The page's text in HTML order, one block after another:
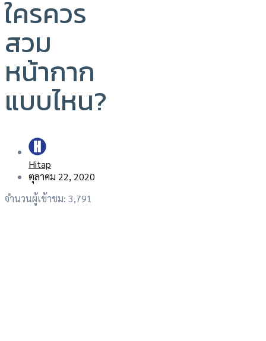
ใครควร
สวม
หน้ากาก
แบบไหน?
Hitap
ตุลาคม 22, 2020
จำนวนผู้เข้าชม: 3,791